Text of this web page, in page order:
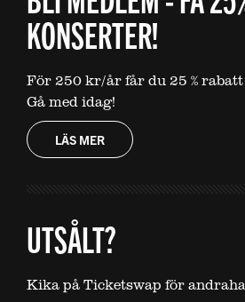
KONSERTER!
För 250 kr/år får du 25 %
Gå med idag!
LÄS MER
UTSÅLT?
Kika på Ticketswap för